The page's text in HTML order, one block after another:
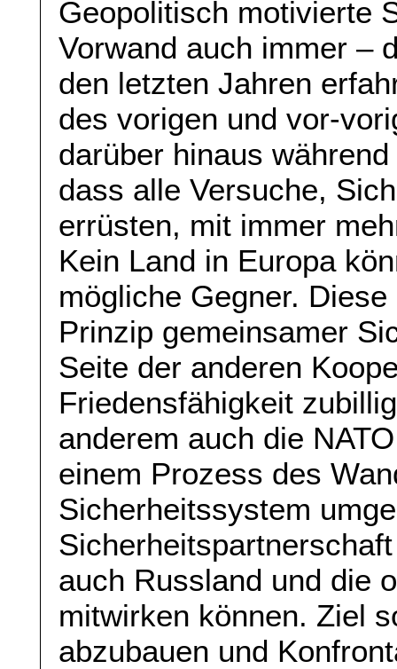
Geopolitisch motivierte
Vorwand auch immer –
den letzten Jahren
des vorigen und vor-
darüber hinaus
dass alle Versuche,
errüsten, mit immer
Kein Land in Europa
mögliche Gegner.
Prinzip gemeinsamer
Seite der anderen
Friedensfähigkeit
anderem auch die
einem Prozess des
Sicherheitssystem
auch Russland und die
mitwirken können. Ziel
abzubauen und